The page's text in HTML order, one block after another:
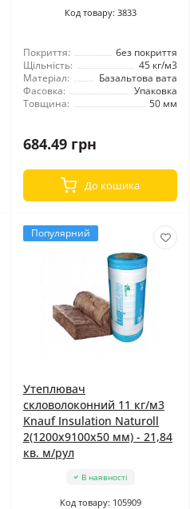
Код товару: 3833
Покриття:
без покриття
Щільність:
45 кг/м3
Матеріал:
Базальтова вата
Фасовка:
Упаковка
Товщина:
50 мм
684.49 грн
До кошика
Популярний
Утеплювач
скловолоконний 11 кг/м3
Knauf Insulation Naturoll
2(1200x9100x50 мм) - 21,84
кв. м/рул
В наявності
Код товару: 105909